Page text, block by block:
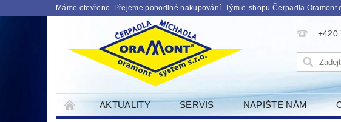
Máme otevřeno. Přejeme pohodlné nakupování. Tým e-shopu Čerpadla
+420
AKTUALITY SERVIS NAPIŠTE NÁM